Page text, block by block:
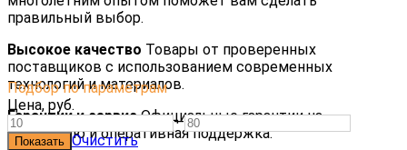
правильный выбор.
Высокое качество Товары от проверенных
поставщиков с использованием современных
технологий и материалов.
Гарантии и сервисОфициальные гарантии на
продукцию и оперативная поддержка.
Подбор по параметрам
Цена, руб.
—
Очистить